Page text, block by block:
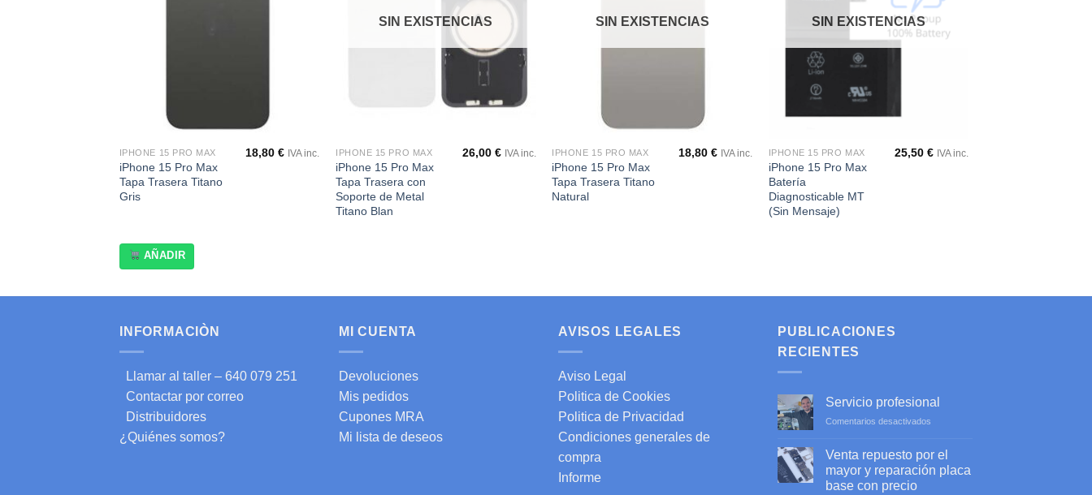
IPHONE 15 PRO MAX
iPhone 15 Pro Max
Tapa Trasera Titano
Gris
18,80€ IVA inc.
AÑADIR
SIN EXISTENCIAS
IPHONE 15 PRO MAX
iPhone 15 Pro Max
Tapa Trasera con
Soporte de Metal
Titano Blan
26,00 € IVA inc.
SIN EXISTENCIAS
IPHONE 15 PRO MAX
iPhone 15 Pro Max
Tapa Trasera Titano
Natural
18,80 € IVA inc.
SIN EXISTENCIAS
IPHONE 15 PRO MAX
iPhone 15 Pro Max
Batería
Diagnosticable MT
(Sin Mensaje)
25,50€ IVA inc.
INFORMACIÒN
Llamar al taller – 640 079 251
Contactar por correo
Distribuidores
¿Quiénes somos?
MI CUENTA
Devoluciones
Mis pedidos
Cupones MRA
Mi lista de deseos
AVISOS LEGALES
Aviso Legal
Politica de Cookies
Politica de Privacidad
Condiciones generales de
compra
Informe
PUBLICACIONES
RECIENTES
Servicio profesional
Comentarios desactivados
profesional
Venta repuesto por el
mayor y reparación placa
base con precio